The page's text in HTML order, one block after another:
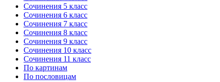
Сочинения 5 класс
Сочинения 6 класс
Сочинения 7 класс
Сочинения 8 класс
Сочинения 9 класс
Сочинения 10 класс
Сочинения 11 класс
По картинам
По пословицам